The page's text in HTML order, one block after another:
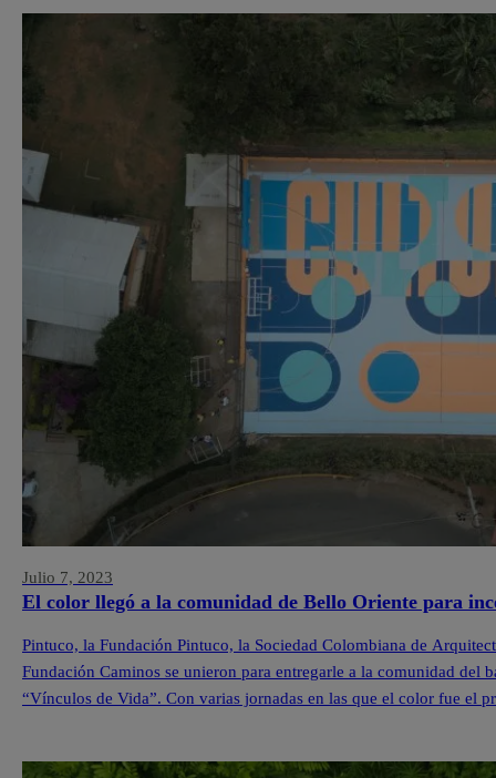
Julio 7, 2023
El color llegó a la comunidad de Bello Oriente para
Pintuco, la Fundación Pintuco, la Sociedad Colombiana de
Fundación Caminos se unieron para entregarle a la comunidad del
“Vínculos de Vida”. Con varias jornadas en las que el color fue el